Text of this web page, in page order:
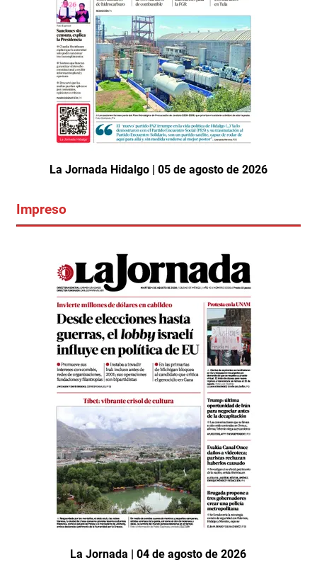
La Jornada Hidalgo | 05 de agosto de 2026
Impreso
La Jornada | 04 de agosto de 2026